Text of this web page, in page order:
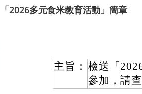
「2026多元食米教育活動」簡章
主旨： 檢送「
參加，請查